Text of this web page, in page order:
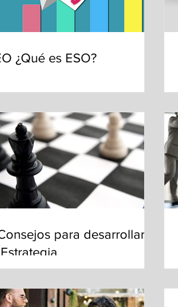
¿Qué es ESO?
para desarrollar